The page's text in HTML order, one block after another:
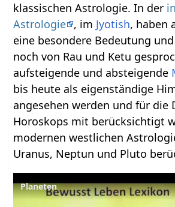
klassischen Astrologie. In der
Astrologie , im Jyotish, haben
eine besondere Bedeutung
noch von Rau und Ketu
aufsteigende und absteigende
bis heute als eigenständige
angesehen werden und für die
Horoskops mit berücksichtigt
modernen westlichen
Uranus, Neptun und Pluto
Planeten